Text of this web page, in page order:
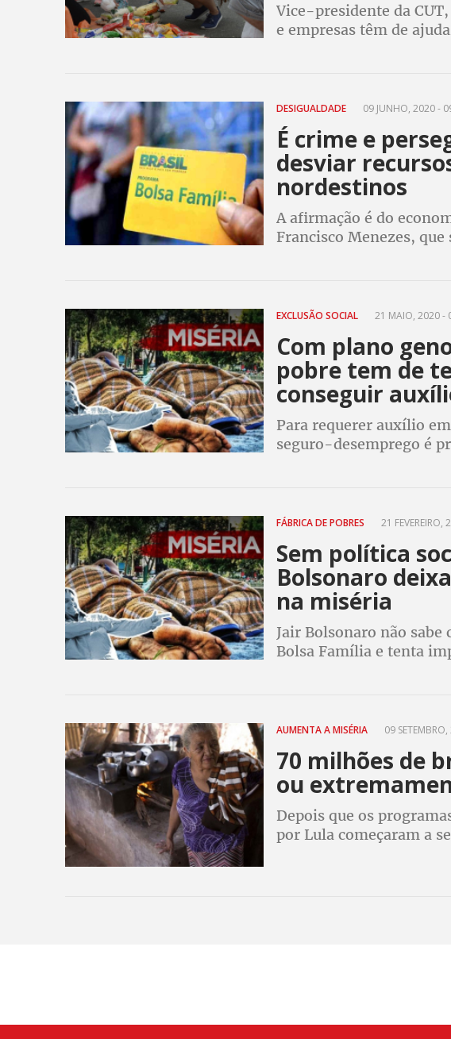
Vice-presidente da
e empresas têm de
DESIGUALDADE 09 JUNHO, 2020 -
É crime e
desviar
nordestinos
A afirmação é do
Francisco Menezes,
EXCLUSÃO SOCIAL 21 MAIO, 2020 -
Com plano
pobre tem de
conseguir
Para requerer auxílio
seguro-desemprego é
FÁBRICA DE POBRES 21
Sem política
Bolsonaro
na miséria
Jair Bolsonaro não sabe
Bolsa Família e tenta
AUMENTA A MISÉRIA 09
70 milhões de
ou
Depois que os
por Lula começaram a